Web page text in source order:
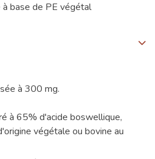
base de PE végétal
à 300 mg.
à 65% d'acide boswellique,
végétale ou bovine au